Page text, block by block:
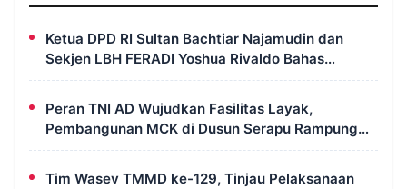
Ketua DPD RI Sultan Bachtiar Najamudin dan
Sekjen LBH FERADI Yoshua Rivaldo Bahas
Geopolitik dan Supremasi Hukum
Peran TNI AD Wujudkan Fasilitas Layak,
Pembangunan MCK di Dusun Serapu Rampung
Dikerjakan
Tim Wasev TMMD ke-129, Tinjau Pelaksanaan